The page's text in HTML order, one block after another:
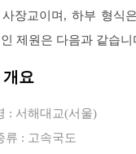
장교이며, 하부 형식
제원은 다음과 같습니
요
: 서해대교(서울)
류 : 고속국도